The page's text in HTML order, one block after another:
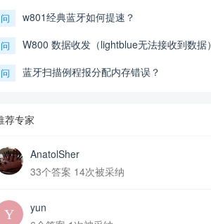
问 w801经典蓝牙如何提速？
问 W800 数据收发（lightblue无法接收到数据）
问 蓝牙扫描例程报分配内存错误？
荐专家
AnatolSher
33个答案 14次被采纳
yun